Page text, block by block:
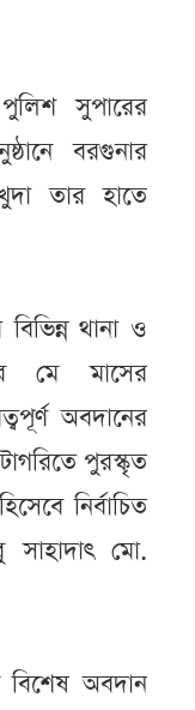
সুপারের
বরগুনার
তার হাতে
থানা ও
মে মাসের
অবদানের
পুরস্কৃত
নির্বাচিত
মো.
বিশেষ অবদান